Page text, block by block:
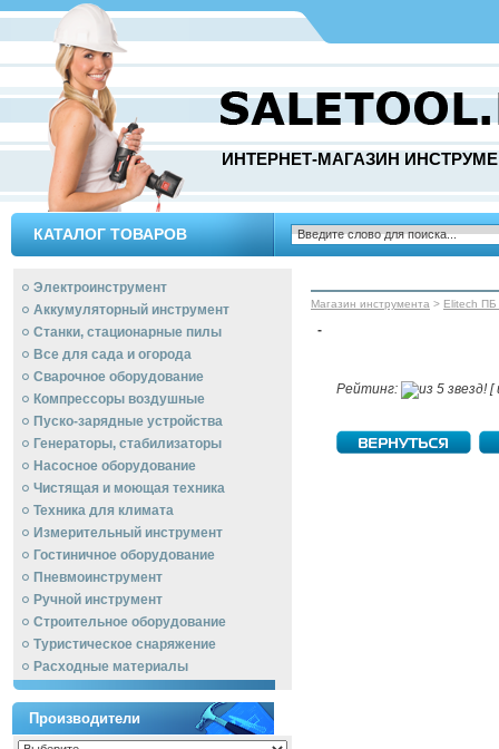
ИНТЕРНЕТ-МАГАЗИН
КАТАЛОГ ТОВАРОВ
Электроинструмент
Аккумуляторный инструмент
Станки, стационарные пилы
Все для сада и огорода
Сварочное оборудование
Компрессоры воздушные
Пуско-зарядные устройства
Генераторы, стабилизаторы
Насосное оборудование
Чистящая и моющая техника
Техника для климата
Измерительный инструмент
Гостиничное оборудование
Пневмоинструмент
Ручной инcтрумент
Строительное оборудование
Туристическое снаряжение
Расходные материалы
Производители
Магазин инструмента > Elitech
-
Рейтинг: [